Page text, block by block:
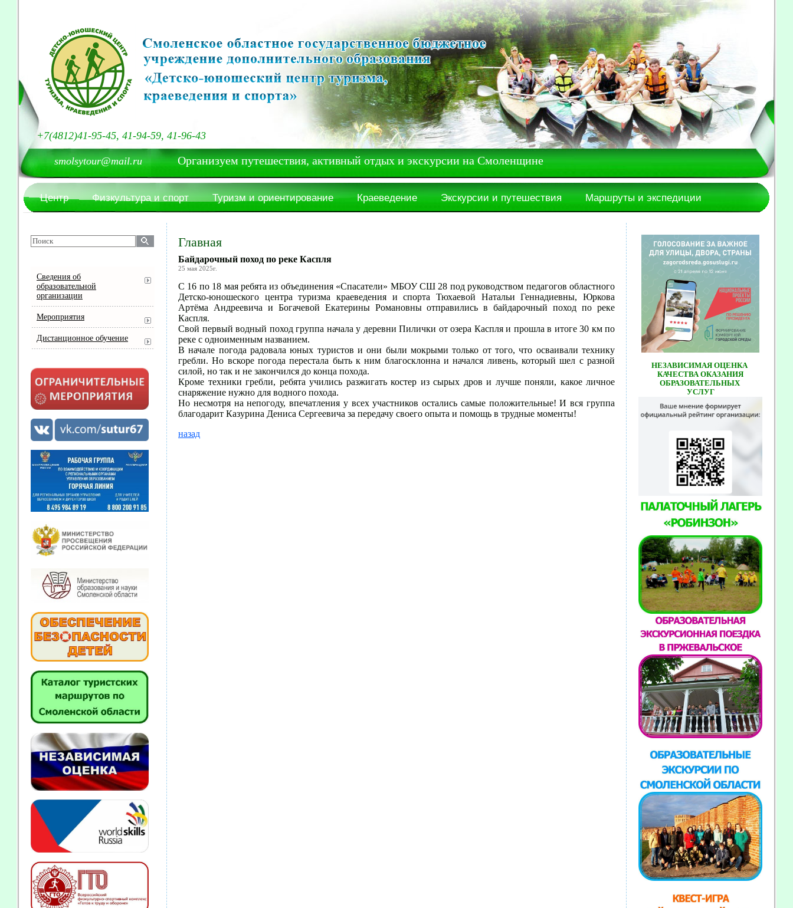
smolsytour@mail.ruОрганизуем путешествия, активный отдых и экскурсии на Смоленщине
+7(4812)41-95-45, 41-94-59, 41-96-43
Центр Физкультура и спорт Туризм и ориентирование Краеведение Экскурсии и путешествия Маршруты и экспедиции
Главная
Байдарочный поход по реке Каспля
25 мая 2025г.
С 16 по 18 мая ребята из объединения «Спасатели» МБОУ СШ 28 под руководством педагогов областного
Детско-юношеского центра туризма краеведения и спорта Тюхаевой Натальи Геннадиевны, Юркова
Артёма Андреевича и Богачевой Екатерины Романовны отправились в байдарочный поход по реке
Каспля.
Свой первый водный поход группа начала у деревни Пилички от озера Каспля и прошла в итоге 30 км по
реке с одноименным названием.
В начале погода радовала юных туристов и они были мокрыми только от того, что осваивали технику
гребли. Но вскоре погода перестала быть к ним благосклонна и начался ливень, который шел с разной
силой, но так и не закончился до конца похода.
Кроме техники гребли, ребята учились разжигать костер из сырых дров и лучше поняли, какое личное
снаряжение нужно для водного похода.
Но несмотря на непогоду, впечатления у всех участников остались самые положительные! И вся группа
благодарит Казурина Дениса Сергеевича за передачу своего опыта и помощь в трудные моменты!
назад
Сведения об
образовательной
организации
Мероприятия
Дистанционное обучение
НЕЗАВИСИМАЯ ОЦЕНКА
КАЧЕСТВА ОКАЗАНИЯ
ОБРАЗОВАТЕЛЬНЫХ
УСЛУГ